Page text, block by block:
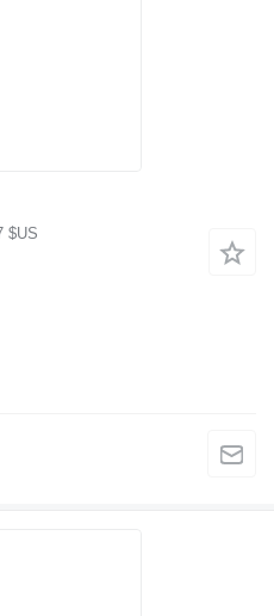
$US